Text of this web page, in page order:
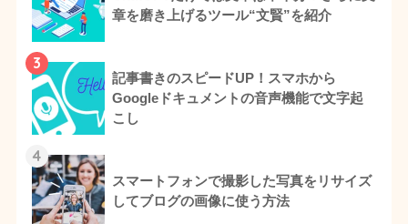
章を磨き上げるツール“文賢”を紹介
3
記事書きのスピードUP！スマホから
Googleドキュメントの音声機能で文字起
こし
4
スマートフォンで撮影した写真をリサイズ
してブログの画像に使う方法